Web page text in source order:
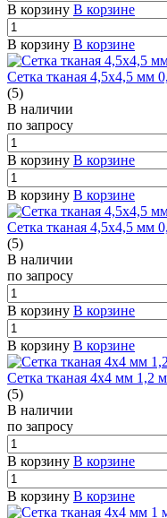
В корзину В корзине
В корзину В корзине
Сетка тканая 4,5х4,5 мм
(5)
В наличии
по запросу
В корзину В корзине
В корзину В корзине
Сетка тканая 4,5х4,5 мм
(5)
В наличии
по запросу
В корзину В корзине
В корзину В корзине
Сетка тканая 4х4 мм 1,2
(5)
В наличии
по запросу
В корзину В корзине
В корзину В корзине